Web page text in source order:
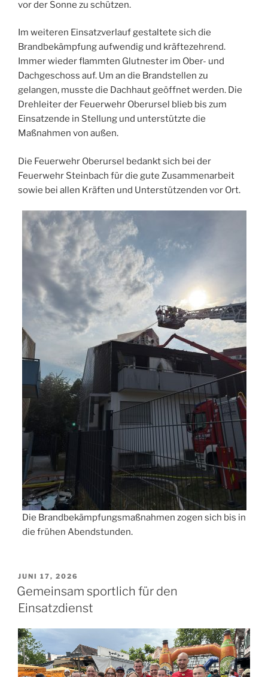
vor der Sonne zu schützen.
Im weiteren Einsatzverlauf gestaltete sich die
Brandbekämpfung aufwendig und kräftezehrend.
Immer wieder flammten Glutnester im Ober- und
Dachgeschoss auf. Um an die Brandstellen zu
gelangen, musste die Dachhaut geöffnet werden. Die
Drehleiter der Feuerwehr Oberursel blieb bis zum
Einsatzende in Stellung und unterstützte die
Maßnahmen von außen.
Die Feuerwehr Oberursel bedankt sich bei der
Feuerwehr Steinbach für die gute Zusammenarbeit
sowie bei allen Kräften und Unterstützenden vor Ort.
Die Brandbekämpfungsmaßnahmen zogen sich bis in
die frühen Abendstunden.
VERÖFFENTLICHT
AM
JUNI 17, 2026
Gemeinsam sportlich für den
Einsatzdienst